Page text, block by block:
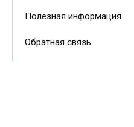
Полезная информация
Обратная связь